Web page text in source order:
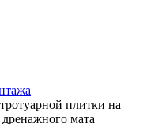
плитки на
мата